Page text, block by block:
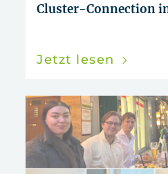
Cluster-Connection
Jetzt lesen